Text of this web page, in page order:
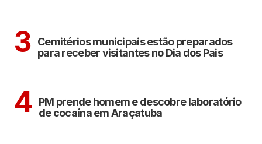
3 Cemitérios municipais estão preparados
para receber visitantes no Dia dos Pais
4
PM prende homem e descobre laboratório
de cocaína em Araçatuba